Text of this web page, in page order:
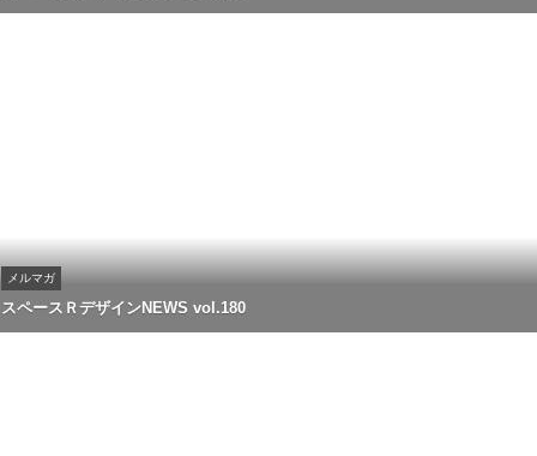
メルマガ
スペースＲデザインNEWS vol.180